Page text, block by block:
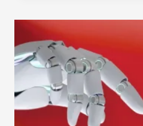
SUR
RÉSEAUX
SOCIAUX
:
LE
GUIDE